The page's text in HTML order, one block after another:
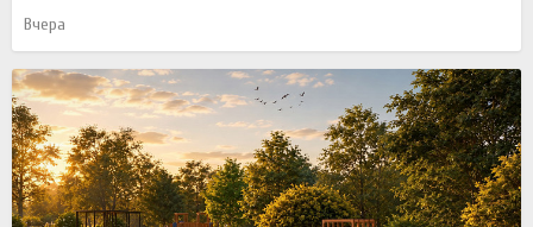
Вчера